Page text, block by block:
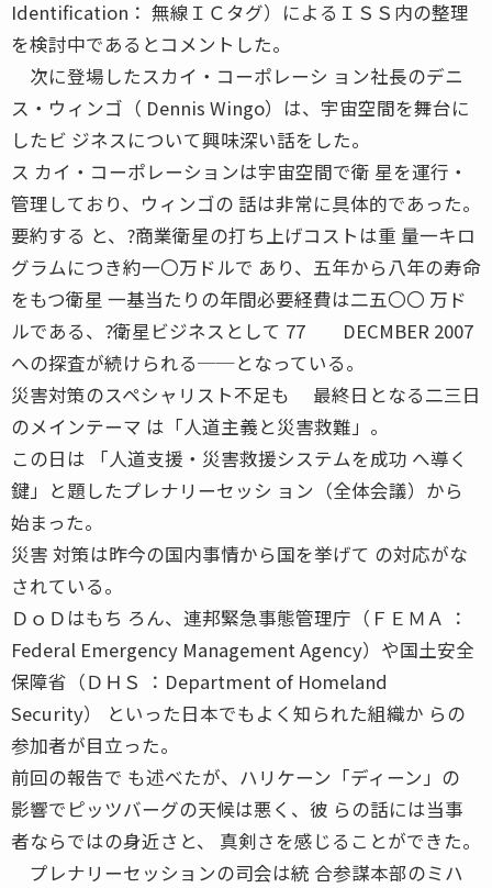
Identification： 無線ＩＣタグ）によるＩＳＳ内の整理
を検討中であるとコメントした。
次に登場したスカイ・コーポレーシ ョン社長のデニ
ス・ウィンゴ（ Dennis Wingo）は、宇宙空間を舞台に
したビ ジネスについて興味深い話をした。
ス カイ・コーポレーションは宇宙空間で衛 星を運行・
管理しており、ウィンゴの 話は非常に具体的であった。
要約する と、?商業衛星の打ち上げコストは重 量一キロ
グラムにつき約一〇万ドルで あり、五年から八年の寿命
をもつ衛星 一基当たりの年間必要経費は二五〇〇 万ド
ルである、?衛星ビジネスとして 77 DECMBER 2007
への探査が続けられる──となっている。
災害対策のスペシャリスト不足も 最終日となる二三日
のメインテーマ は「人道主義と災害救難」。
この日は 「人道支援・災害救援システムを成功 へ導く
鍵」と題したプレナリーセッシ ョン（全体会議）から
始まった。
災害 対策は昨今の国内事情から国を挙げて の対応がな
されている。
ＤｏＤはもち ろん、連邦緊急事態管理庁（ＦＥＭＡ ：
Federal Emergency Management Agency）や国土安全
保障省（ＤＨＳ ：Department of Homeland
Security） といった日本でもよく知られた組織か らの
参加者が目立った。
前回の報告で も述べたが、ハリケーン「ディーン」の
影響でピッツバーグの天候は悪く、彼 らの話には当事
者ならではの身近さと、 真剣さを感じることができた。
プレナリーセッションの司会は統 合参謀本部のミハ